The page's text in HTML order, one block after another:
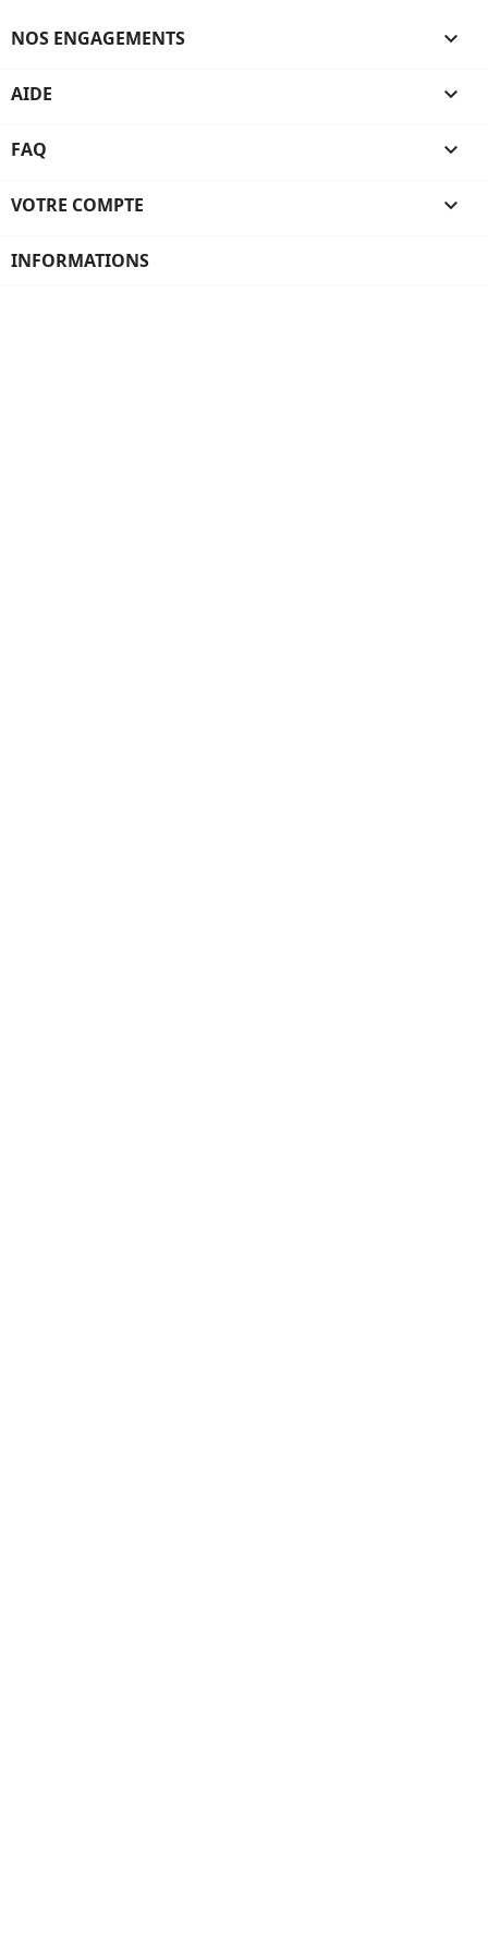
NOS ENGAGEMENTS 
AIDE 
FAQ 
VOTRE COMPTE 
INFORMATIONS